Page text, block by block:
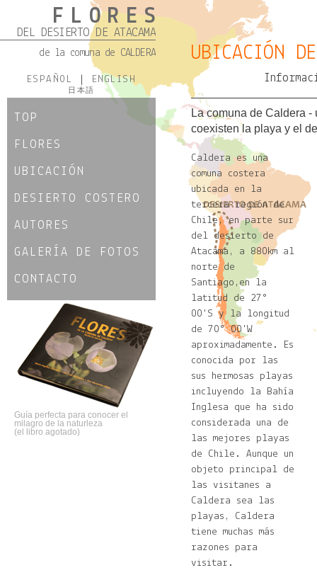
FLORES
DEL DESIERTO DE ATACAMA
de la comuna de CALDERA
ESPAÑOL ENGLISH
日本語
TOP
FLORES
UBICACIÓN
DESIERTO COSTERO
AUTORES
GALERÍA DE FOTOS
CONTACTO
Guía perfecta para conocer el
milagro de la naturleza
(el libro agotado)
UBICACIÓN
La comuna de Caldera -
coexisten la playa y el
Caldera es una
comuna costera
ubicada en la
tercera región de
Chile, en parte sur
del desierto de
Atacama, a 880km al
norte de
Santiago,en la
latitud de 27°
00'S y la longitud
de 70° 00'W
aproximadamente. Es
conocida por las
sus hermosas playas
incluyendo la Bahía
Inglesa que ha sido
considerada una de
las mejores playas
de Chile. Aunque un
objeto principal de
las visitanes a
Caldera sea las
playas, Caldera
tiene muchas más
razones para
visitar.